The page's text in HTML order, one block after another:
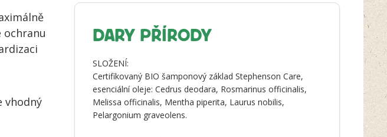
ochranu
vhodný
DARY PŘÍRODY
SLOŽENÍ:
Certifikovaný BIO šamponový základ Stephenson Care,
esenciální oleje: Cedrus deodara, Rosmarinus officinalis,
Melissa officinalis, Mentha piperita, Laurus nobilis,
Pelargonium graveolens.